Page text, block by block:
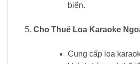
biển.
Cho Thuê Loa Karaoke
Cung cấp loa